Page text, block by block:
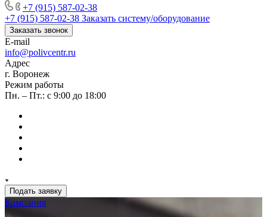
+7 (915) 587-02-38
+7 (915) 587-02-38 Заказать систему/оборудование
Заказать звонок
E-mail
info@polivcentr.ru
Адрес
г. Воронеж
Режим работы
Пн. – Пт.: с 9:00 до 18:00
Подать заявку
Компания